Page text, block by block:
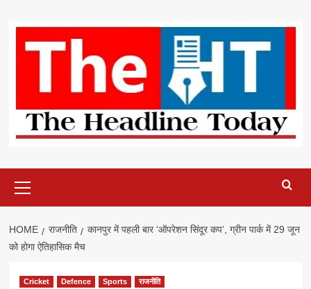
content
Menu
HOME राजनीति
कानपुर में पहली बार ‘ऑपरेशन सिंदूर कप’, ग्रीन पार्क में 29 जून
को होगा ऐतिहासिक मैच
Cricket Defence Sports राजनीति